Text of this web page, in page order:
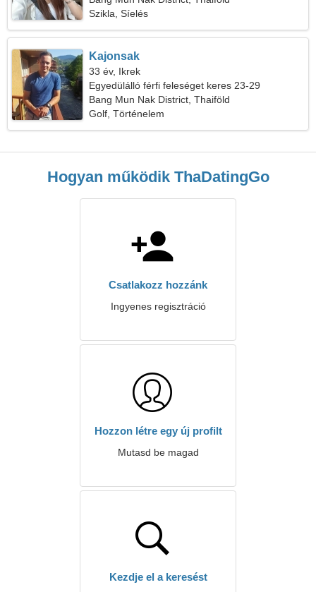
Szikla, Síelés
Kajonsak
33 év, Ikrek
Egyedülálló férfi feleséget keres 23-29
Bang Mun Nak District, Thaiföld
Golf, Történelem
Hogyan működik ThaDatingGo
Csatlakozz hozzánk
Ingyenes regisztráció
Hozzon létre egy új profilt
Mutasd be magad
Kezdje el a keresést